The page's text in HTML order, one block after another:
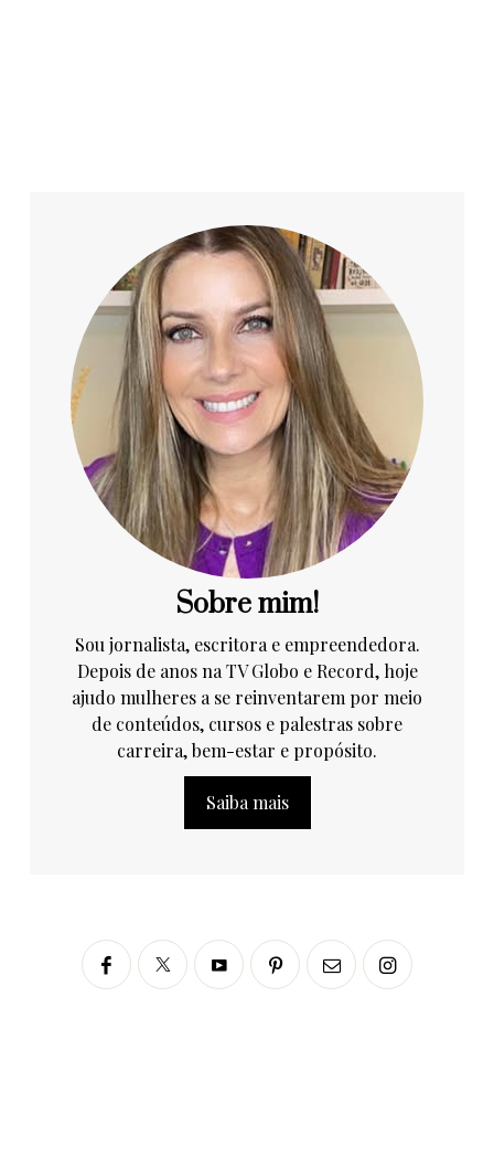
Sobre mim!
Sou jornalista, escritora e empreendedora.
Depois de anos na TV Globo e Record, hoje
ajudo mulheres a se reinventarem por meio
de conteúdos, cursos e palestras sobre
carreira, bem-estar e propósito.
Saiba mais